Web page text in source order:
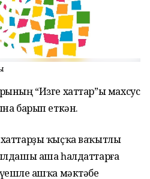
“Изге хаттар”ы махсус
барып еткән.
ҡыҫҡа ваҡытлы
аша һалдаттарға
Ҡашҡа мәктәбе